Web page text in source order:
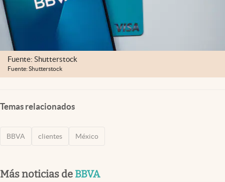
Fuente: Shutterstock
Fuente: Shutterstock
Temas relacionados
BBVA clientes México
Más noticias de BBVA